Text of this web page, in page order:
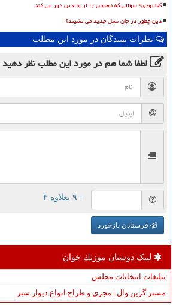
کجا بودی؟ سؤالی که نوجوان را از والدین دور می کند
دین چطور در جان نسل جدید می نشیند؟
نظرات بینندگان در مورد این مطلب
لطفا شما همدر مورد این مطلبنظر دهید
= ۹ بعلاوه ۴
فرستادن بازخورد
لینک دوستان موزیك خوان
تبلیغات انتخابات مجلس
مستر گرین وال | مجری و طراح انواع دیوار سبز